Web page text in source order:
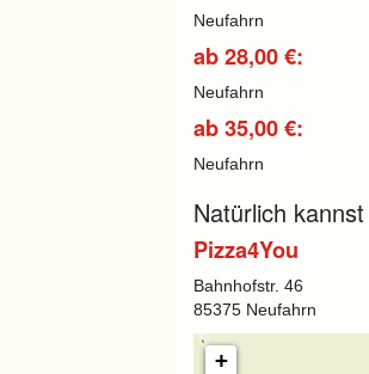
Neufahrn
ab 28,00 €:
Neufahrn
ab 35,00 €:
Neufahrn
Natürlich
Pizza4You
Bahnhofstr. 46
85375 Neufahrn
+